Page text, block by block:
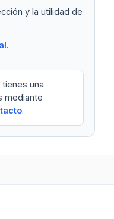
y la utilidad de
.
una
mediante
.